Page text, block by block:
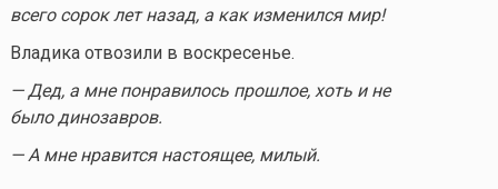
всего сорок лет назад, а как изменился мир!
Владика отвозили в воскресенье.
— Дед, а мне понравилось прошлое, хоть и не
было динозавров.
— А мне нравится настоящее, милый.